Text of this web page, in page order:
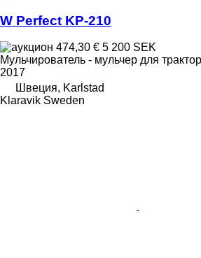
W Perfect KP-210
474,30 € 5 200 SEK
Мульчирователь - мульчер для
2017
Швеция, Karlstad
Klaravik Sweden